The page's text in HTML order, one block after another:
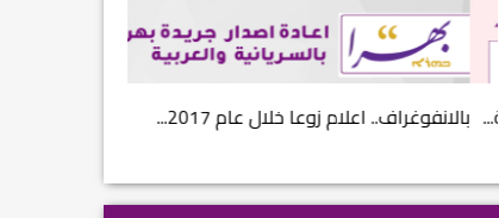
بالانفوغراف.. اعلام زوعا خلال عام 2017...